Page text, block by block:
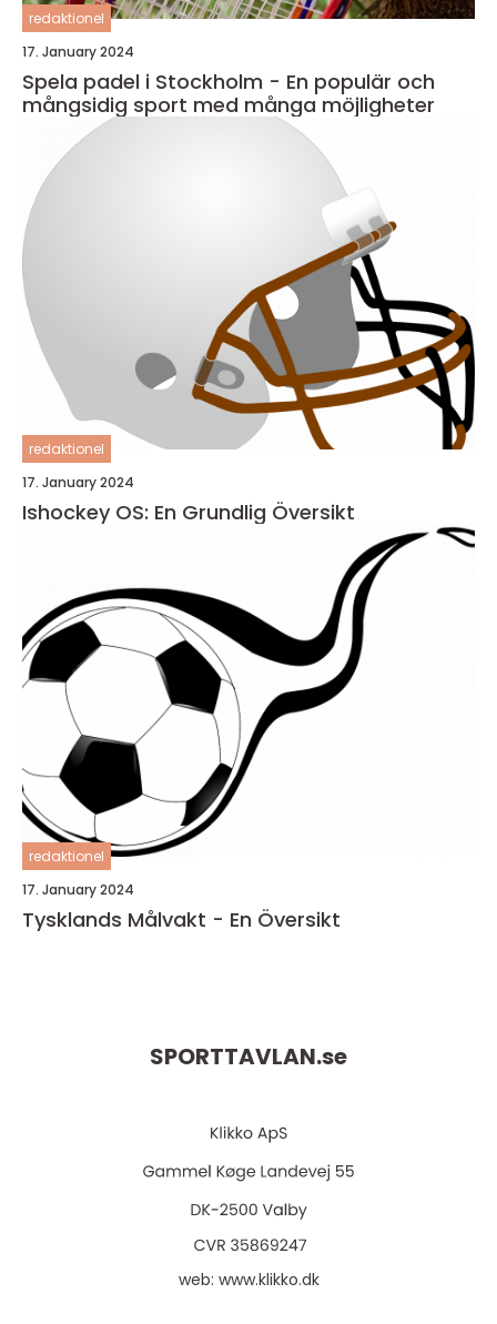
redaktionel
17. January 2024
Spela padel i Stockholm - En populär och
mångsidig sport med många möjligheter
redaktionel
17. January 2024
Ishockey OS: En Grundlig Översikt
redaktionel
17. January 2024
Tysklands Målvakt - En Översikt
SPORTTAVLAN.se
web: www.klikko.dk